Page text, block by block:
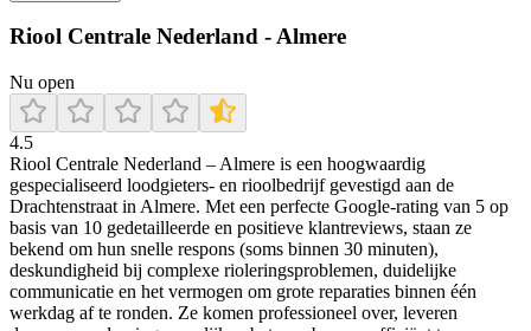
Riool Centrale Nederland - Almere
Nu open
4.5
Riool Centrale Nederland – Almere is een hoogwaardig
gespecialiseerd loodgieters- en rioolbedrijf gevestigd aan de
Drachtenstraat in Almere. Met een perfecte Google-rating van 5 op
basis van 10 gedetailleerde en positieve klantreviews, staan ze
bekend om hun snelle respons (soms binnen 30 minuten),
deskundigheid bij complexe rioleringsproblemen, duidelijke
communicatie en het vermogen om grote reparaties binnen één
werkdag af te ronden. Ze komen professioneel over, leveren